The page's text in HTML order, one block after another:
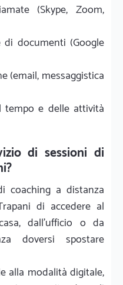
(Skype, Zoom,
documenti (Google
(email, messaggistica
e delle attività
di sessioni di
coaching a distanza
di accedere al
dall'ufficio o da
doversi spostare
alla modalità digitale,